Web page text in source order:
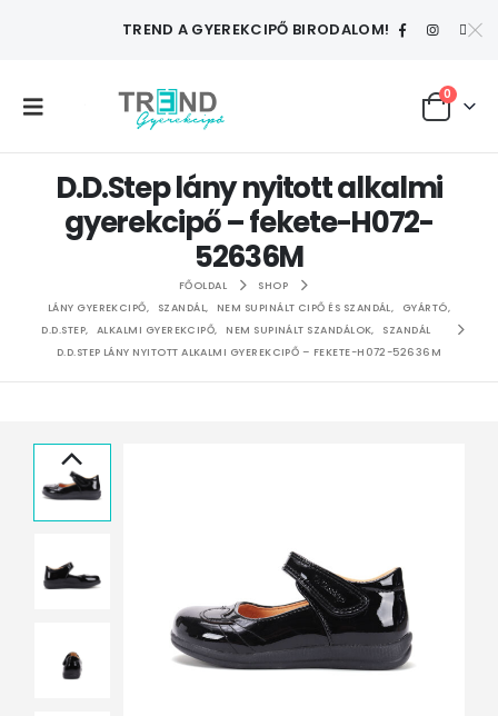
TREND A GYEREKCIPŐ BIRODALOM!
0
D.D.Step lány nyitott alkalmi
gyerekcipő – fekete-H072-
52636M
FŐOLDAL
SHOP
LÁNY GYEREKCIPŐ, SZANDÁL, NEM SUPINÁLT CIPŐ ÉS SZANDÁL, GYÁRTÓ,
D.D.STEP, ALKALMI GYEREKCIPŐ, NEM SUPINÁLT SZANDÁLOK,
SZANDÁL
D.D.STEP LÁNY NYITOTT ALKALMI GYEREKCIPŐ – FEKETE-H072-52636M